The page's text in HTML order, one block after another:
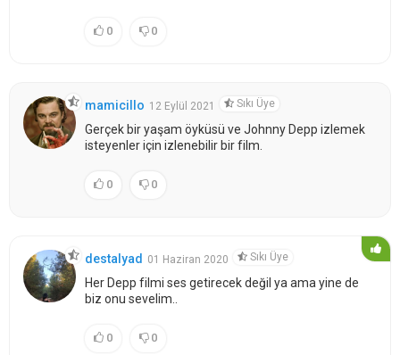
0 0
mamicillo 12 Eylül 2021 Sıkı Üye
Gerçek bir yaşam öyküsü ve Johnny Depp izlemek
isteyenler için izlenebilir bir film.
0 0
destalyad 01 Haziran 2020 Sıkı Üye
Her Depp filmi ses getirecek değil ya ama yine de
biz onu sevelim..
0 0